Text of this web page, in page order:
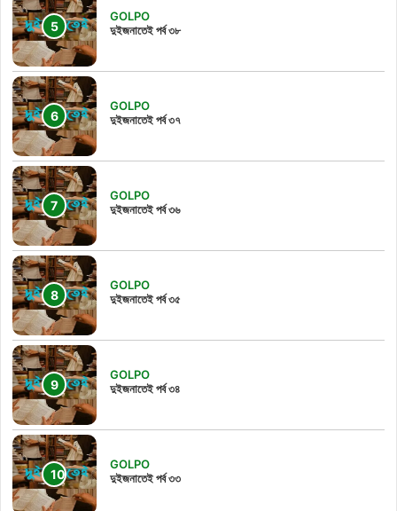
GOLPO
দুইজনাতেই পর্ব ৩৮
GOLPO
দুইজনাতেই পর্ব ৩৭
GOLPO
দুইজনাতেই পর্ব ৩৬
GOLPO
দুইজনাতেই পর্ব ৩৫
GOLPO
দুইজনাতেই পর্ব ৩৪
GOLPO
দুইজনাতেই পর্ব ৩৩